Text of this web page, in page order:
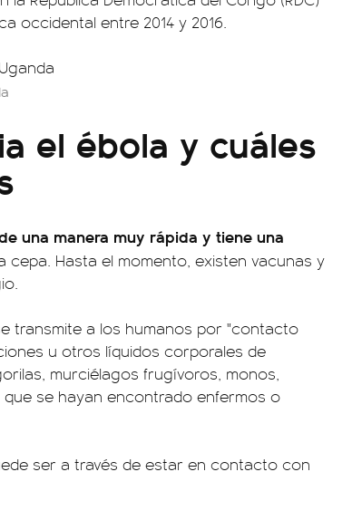
occidental entre 2014 y 2016.
el ébola y cuáles
una manera muy rápida y tiene una
cepa. Hasta el momento, existen vacunas y
transmite a los humanos por "contacto
u otros líquidos corporales de
murciélagos frugívoros, monos,
se hayan encontrado enfermos o
ser a través de estar en contacto con